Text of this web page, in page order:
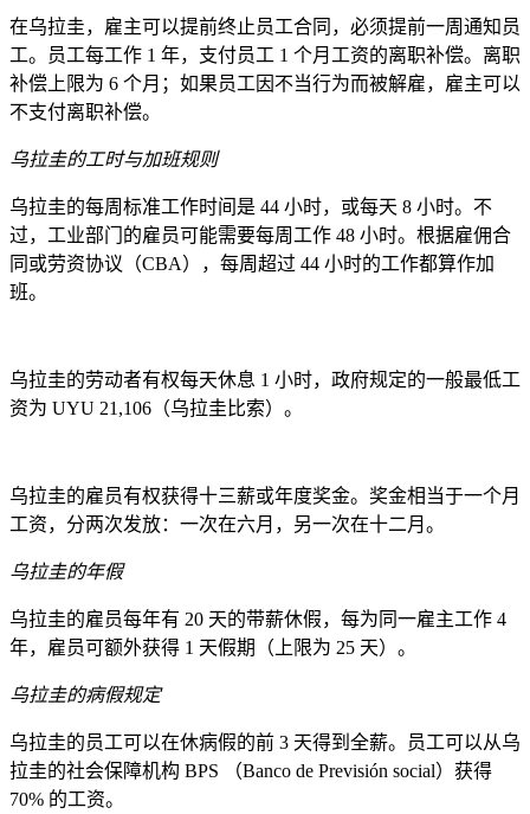
在乌拉圭，雇主可以提前终止员工合同，必须提前一周通知员
工。员工每工作 1 年，支付员工 1 个月工资的离职补偿。离职
补偿上限为 6 个月；如果员工因不当行为而被解雇，雇主可以
不支付离职补偿。
乌拉圭的工时与加班规则
乌拉圭的每周标准工作时间是 44 小时，或每天 8 小时。不
过，工业部门的雇员可能需要每周工作 48 小时。根据雇佣合
同或劳资协议（CBA），每周超过 44 小时的工作都算作加
班。
乌拉圭的劳动者有权每天休息 1 小时，政府规定的一般最低工
资为 UYU 21,106（乌拉圭比索）。
乌拉圭的雇员有权获得十三薪或年度奖金。奖金相当于一个月
工资，分两次发放：一次在六月，另一次在十二月。
乌拉圭的年假
乌拉圭的雇员每年有 20 天的带薪休假，每为同一雇主工作 4
年，雇员可额外获得 1 天假期（上限为 25 天）。
乌拉圭的病假规定
乌拉圭的员工可以在休病假的前 3 天得到全薪。员工可以从乌
拉圭的社会保障机构 BPS （Banco de Previsión social）获得
70% 的工资。